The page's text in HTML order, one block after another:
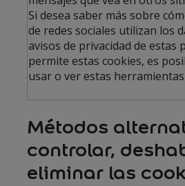
Si desea saber más sobre
de redes sociales utilizan los
avisos de privacidad de estas
permite estas cookies, es
usar o ver estas
Métodos
controlar,
eliminar las